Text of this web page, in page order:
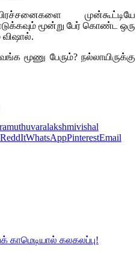
முன்கூட்டியே
மூன்று பேர் கொண்ட ஒரு
மூணு பேரும்? நல்லாயிருக்கு
varalakshmivishal
ReddItWhatsAppPinterestEmail
காமெடியால் கலகலப்பு!